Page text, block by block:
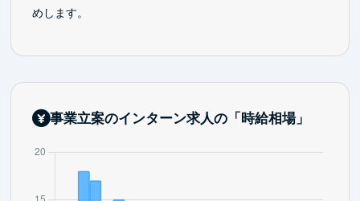
めします。
事業立案のインターン求人の「時給相場」